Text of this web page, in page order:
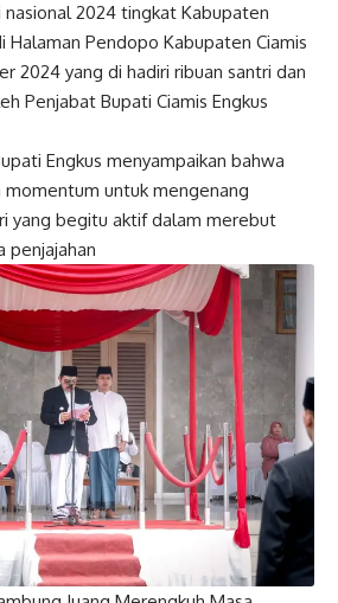
nasional 2024 tingkat Kabupaten
Halaman Pendopo Kabupaten Ciamis
2024 yang di hadiri ribuan santri dan
Penjabat Bupati Ciamis Engkus
Engkus menyampaikan bahwa
momentum untuk mengenang
yang begitu aktif dalam merebut
penjajahan